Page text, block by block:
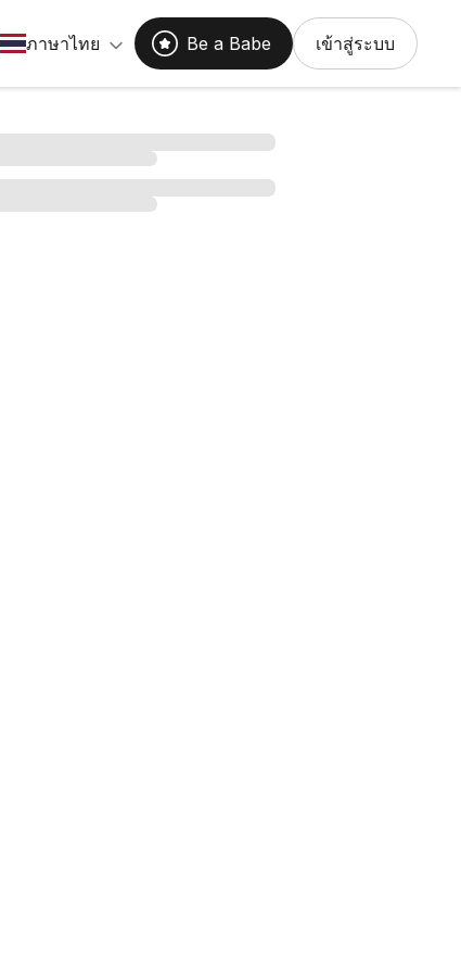
ภาษาไทย Be a Babe เข้าสู่ระบบ